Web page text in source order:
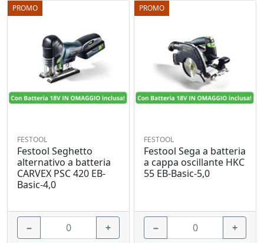
PROMO
FESTOOL
Festool Seghetto
alternativo a batteria
CARVEX PSC 420 EB-
Basic-4,0
− +
PROMO
FESTOOL
Festool Sega a batteria
a cappa oscillante HKC
55 EB-Basic-5,0
− +